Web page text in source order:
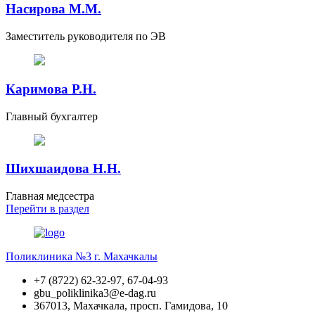
Насирова М.М.
Заместитель руководителя по ЭВ
Каримова Р.Н.
Главный бухгалтер
Шихшаидова Н.Н.
Главная медсестра
Перейти в раздел
Поликлиника №3 г. Махачкалы
+7 (8722) 62-32-97, 67-04-93
gbu_poliklinika3@e-dag.ru
367013, Махачкала, просп. Гамидова, 10